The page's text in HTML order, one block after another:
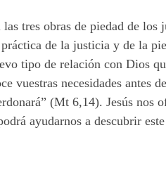
tres obras de piedad de los
de la justicia y de la
tipo de relación con Dios
vuestras necesidades antes
(Mt 6,14). Jesús nos
ayudarnos a descubrir